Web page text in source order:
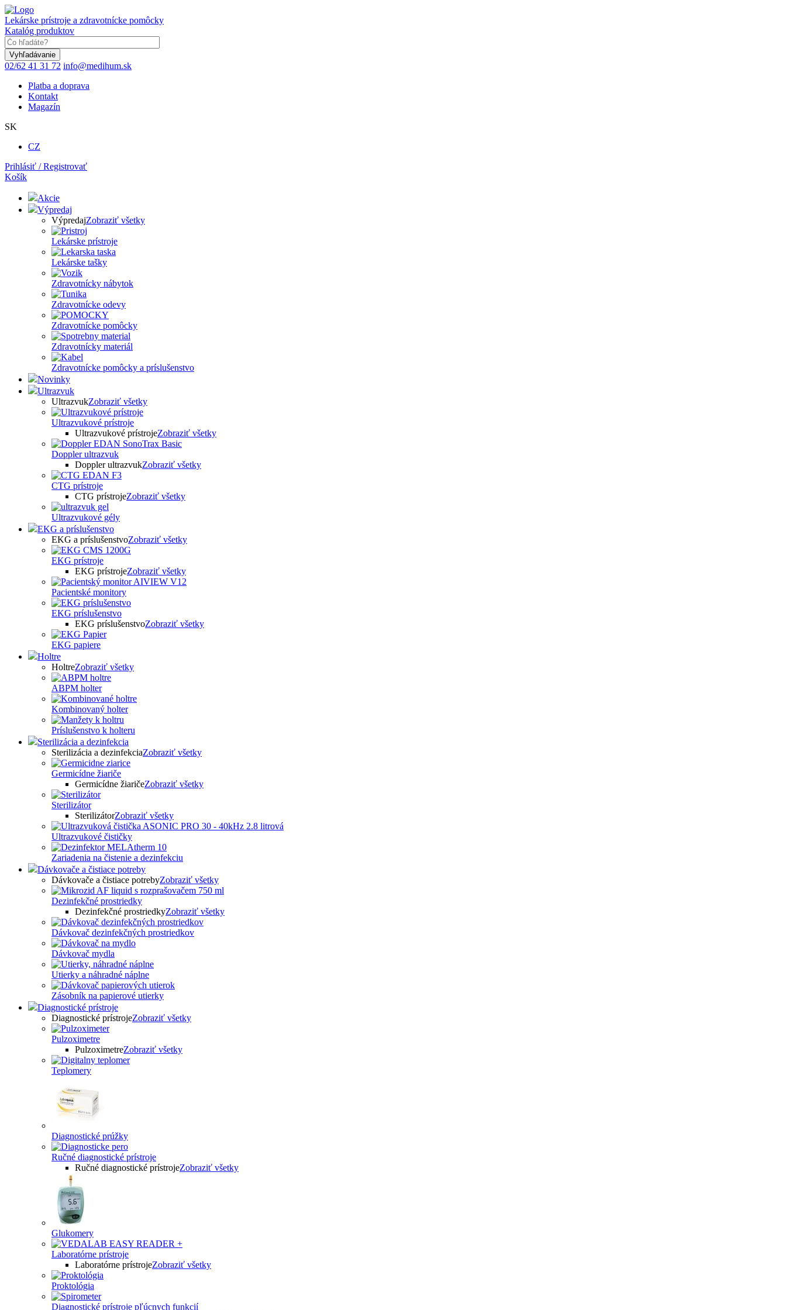
Skočiť
na
hlavný
obsah
Lekárske prístroje a zdravotnícke pomôcky
Katalóg produktov
02/62 41 31 72 info@medihum.sk
Platba a doprava
Kontakt
Magazín
SK
CZ
Prihlásiť / Registrovať
Košík
Akcie
Výpredaj
VýpredajZobraziť všetky
Lekárske prístroje
Lekárske tašky
Zdravotnícky nábytok
Zdravotnícke odevy
Zdravotnícke pomôcky
Zdravotnícky materiál
Zdravotnícke pomôcky a príslušenstvo
Novinky
Ultrazvuk
UltrazvukZobraziť všetky
Ultrazvukové prístroje
Ultrazvukové prístrojeZobraziť všetky
Doppler ultrazvuk
Doppler ultrazvukZobraziť všetky
CTG prístroje
CTG prístrojeZobraziť všetky
Ultrazvukové gély
EKG a príslušenstvo
EKG a príslušenstvoZobraziť všetky
EKG prístroje
EKG prístrojeZobraziť všetky
Pacientské monitory
EKG príslušenstvo
EKG príslušenstvoZobraziť všetky
EKG papiere
Holtre
HoltreZobraziť všetky
ABPM holter
Kombinovaný holter
Príslušenstvo k holteru
Sterilizácia a dezinfekcia
Sterilizácia a dezinfekciaZobraziť všetky
Germicídne žiariče
Germicídne žiaričeZobraziť všetky
Sterilizátor
SterilizátorZobraziť všetky
Ultrazvukové čističky
Zariadenia na čistenie a dezinfekciu
Dávkovače a čistiace potreby
Dávkovače a čistiace potrebyZobraziť všetky
Dezinfekčné prostriedky
Dezinfekčné prostriedkyZobraziť všetky
Dávkovač dezinfekčných prostriedkov
Dávkovač mydla
Utierky a náhradné náplne
Zásobník na papierové utierky
Diagnostické prístroje
Diagnostické prístrojeZobraziť všetky
Pulzoximetre
PulzoximetreZobraziť všetky
Teplomery
Diagnostické prúžky
Ručné diagnostické prístroje
Ručné diagnostické prístrojeZobraziť všetky
Glukomery
Laboratórne prístroje
Laboratórne prístrojeZobraziť všetky
Proktológia
Diagnostické prístroje pľúcnych funkcií